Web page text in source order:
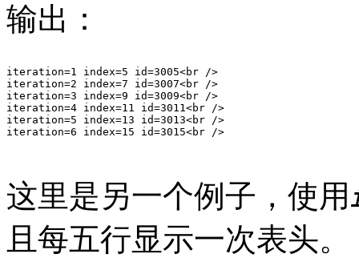
输出：
iteration=1 index=5 id=3005<br />
iteration=2 index=7 id=3007<br />
iteration=3 index=9 id=3009<br />
iteration=4 index=11 id=3011<br />
iteration=5 index=13 id=3013<br />
iteration=6 index=15 id=3015<br />
这里是另一个例子，使用
且每五行显示一次表头。